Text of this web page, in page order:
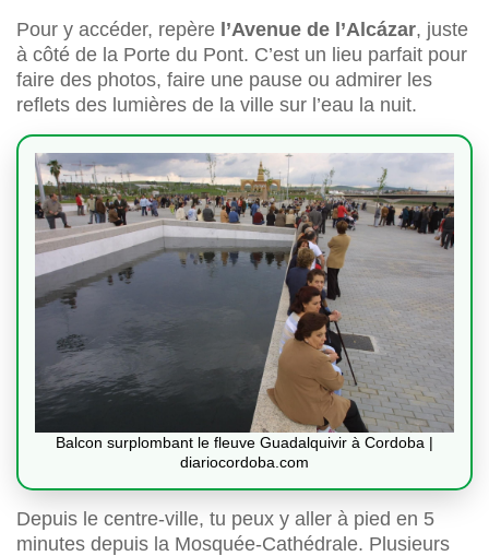
Pour y accéder, repère l’Avenue de l’Alcázar, juste
à côté de la Porte du Pont. C’est un lieu parfait pour
faire des photos, faire une pause ou admirer les
reflets des lumières de la ville sur l’eau la nuit.
Balcon surplombant le fleuve Guadalquivir à Cordoba |
diariocordoba.com
Depuis le centre-ville, tu peux y aller à pied en 5
minutes depuis la Mosquée-Cathédrale. Plusieurs